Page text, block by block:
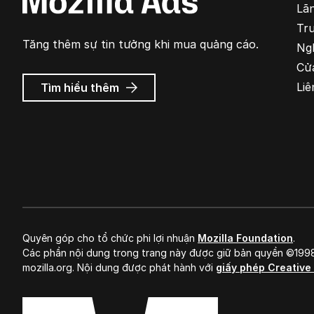
Tăng thêm sự tin tưởng khi mua quảng cáo.
Tìm hiểu thêm về
Quảng
Quyên góp cho tổ chức phi lợi nhuận Mozilla Foundation.
Các phần nội dung trong trang này được giữ bản quyền
mozilla.org. Nội dung được phát hành với giấy phép Creative